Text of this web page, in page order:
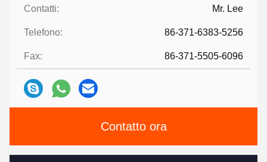
Contatti: Mr. Lee
Telefono: 86-371-6383-5256
Fax: 86-371-5505-6096
Contatto ora